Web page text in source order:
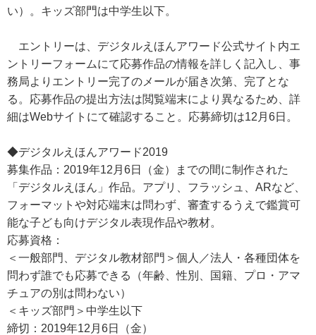
い）。キッズ部門は中学生以下。
エントリーは、デジタルえほんアワード公式サイト内エ
ントリーフォームにて応募作品の情報を詳しく記入し、事
務局よりエントリー完了のメールが届き次第、完了とな
る。応募作品の提出方法は閲覧端末により異なるため、詳
細はWebサイトにて確認すること。応募締切は12月6日。
◆デジタルえほんアワード2019
募集作品：2019年12月6日（金）までの間に制作された
「デジタルえほん」作品。アプリ、フラッシュ、ARなど、
フォーマットや対応端末は問わず、審査するうえで鑑賞可
能な子ども向けデジタル表現作品や教材。
応募資格：
＜一般部門、デジタル教材部門＞個人／法人・各種団体を
問わず誰でも応募できる（年齢、性別、国籍、プロ・アマ
チュアの別は問わない）
＜キッズ部門＞中学生以下
締切：2019年12月6日（金）